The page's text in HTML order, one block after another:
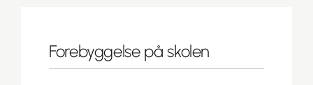
Forebyggelse på skolen